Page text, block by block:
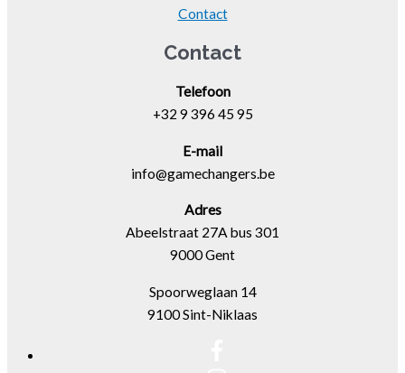
Contact
Contact
Telefoon
+32 9 396 45 95
E-mail
info@gamechangers.be
Adres
Abeelstraat 27A bus 301
9000 Gent
Spoorweglaan 14
9100 Sint-Niklaas